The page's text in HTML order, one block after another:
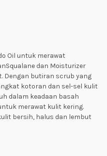
Oil untuk merawat
dan Moisturizer
Dengan butiran scrub yang
kotoran dan sel-sel kulit
dalam keadaan basah
merawat kulit kering.
bersih, halus dan lembut